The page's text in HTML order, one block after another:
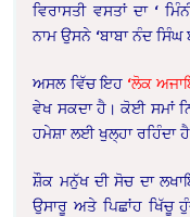
ਵਿਰਾਸਤੀ ਵਸਤਾਂ ਦਾ ‘
ਨਾਮ ਉਸਨੇ ‘ਬਾਬਾ ਨੰਦ ਸਿੰਘ
ਅਸਲ ਵਿੱਚ ਇਹ‘ਲੋਕ
ਵੇਖ ਸਕਦਾ ਹੈ। ਕੋਈ ਸਮਾਂ
ਹਮੇਸ਼ਾ ਲਈ ਖੁਲ੍ਹਾ ਰਹਿੰਦਾ
ਸ਼ੌਕ ਮਨੁੱਖ ਦੀ ਸੋਚ ਦਾ
ਉਸਾਰੂ ਅਤੇ ਪਿਛਾਂਹ ਖਿੱਚੂ